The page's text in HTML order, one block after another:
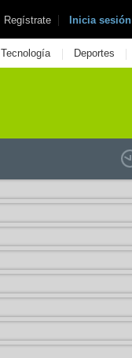
Regístrate | Inicia sesión
Tecnología | Deportes |